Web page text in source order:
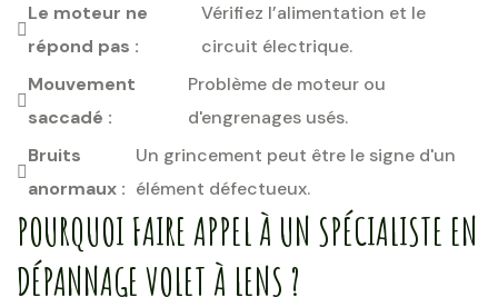
Le moteur ne
répond pas :
Vérifiez l’alimentation et le
circuit électrique.
Mouvement
saccadé :
Problème de moteur ou
d'engrenages usés.
Bruits
anormaux :
Un grincement peut être le signe d'un
élément défectueux.
POURQUOI FAIRE APPEL À UN SPÉCIALISTE EN
DÉPANNAGE VOLET À LENS ?